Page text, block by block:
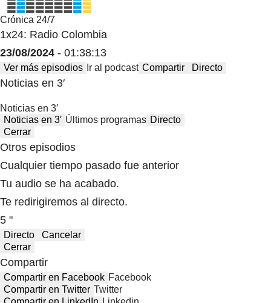
Crónica 24/7
1x24: Radio Colombia
23/08/2024 - 01:38:13
Ver más episodios Ir al podcast Compartir Directo
Noticias en 3′
Noticias en 3′
Noticias en 3′ Últimos programas Directo
Cerrar
Otros episodios
Cualquier tiempo pasado fue anterior
Tu audio se ha acabado.
Te redirigiremos al directo.
5 "
Directo
Cancelar
Cerrar
Compartir
Compartir en Facebook Facebook
Compartir en Twitter Twitter